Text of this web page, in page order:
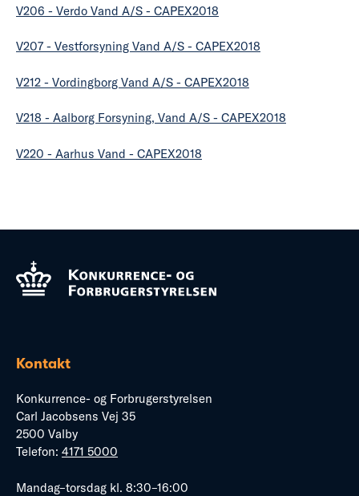
V206 - Verdo Vand A/S - CAPEX2018
V207 - Vestforsyning Vand A/S - CAPEX2018
V212 - Vordingborg Vand A/S - CAPEX2018
V218 - Aalborg Forsyning, Vand A/S - CAPEX2018
V220 - Aarhus Vand - CAPEX2018
Kontakt
Konkurrence- og Forbrugerstyrelsen
Carl Jacobsens Vej 35
2500 Valby
Telefon: 4171 5000
Mandag–torsdag kl. 8:30–16:00